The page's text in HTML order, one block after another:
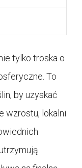
tylko troska o
To
by uzyskać
wzrostu, lokalni